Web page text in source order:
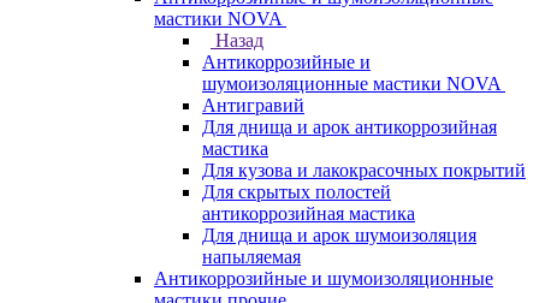
мастики NOVA
Назад
Антикоррозийные и
шумоизоляционные мастики NOVA
Антигравий
Для днища и арок антикоррозийная
мастика
Для кузова и лакокрасочных покрытий
Для скрытых полостей
антикоррозийная мастика
Для днища и арок шумоизоляция
напыляемая
Антикоррозийные и шумоизоляционные